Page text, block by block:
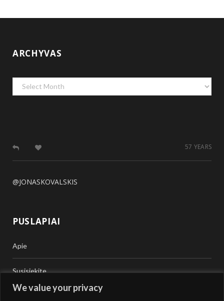
We value your privacy
ARCHYVAS
Archyvas
57 YEARS
@JONASKOVALSKIS
PUSLAPIAI
Apie
Susisiekite